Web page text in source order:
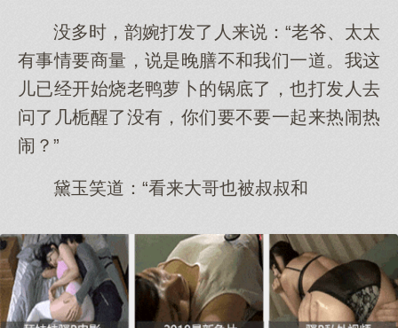
没多时，韵婉打发了人来说：“老爷、太太
有事情要商量，说是晚膳不和我们一道。我这
儿已经开始烧老鸭萝卜的锅底了，也打发人去
问了几栀醒了没有，你们要不要一起来热闹热
闹？”
黛玉笑道：“看来大哥也被叔叔和